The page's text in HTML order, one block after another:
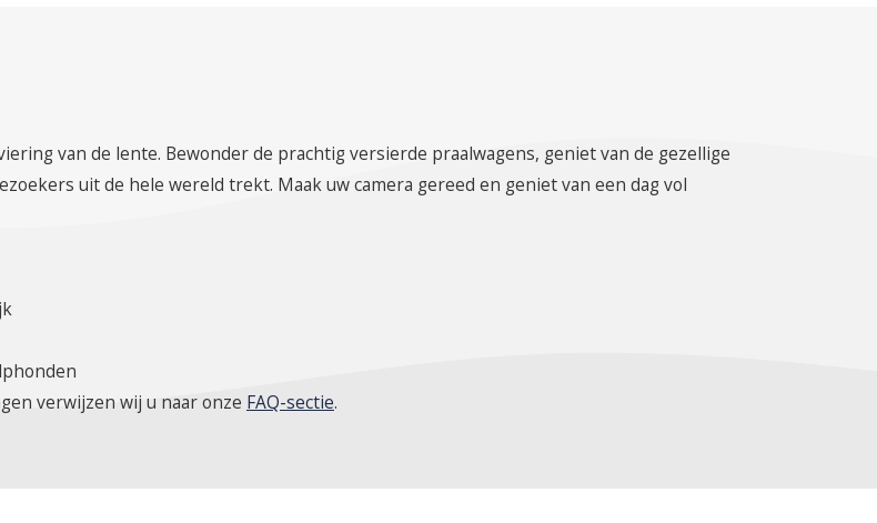
van de lente. Bewonder de prachtig versierde praalwagens, geniet van de gezellige
uit de hele wereld trekt. Maak uw camera gereed en geniet van een dag vol
verwijzen wij u naar onze FAQ-sectie.